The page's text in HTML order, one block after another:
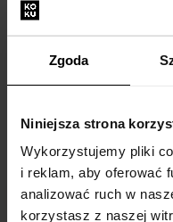
Zgoda
Niniejsza strona
Wykorzystujemy pliki
i reklam, aby oferować
analizować ruch w
korzystasz z naszej
Zegarki - Mężczyzn
2125,00 zł
Darmowa dostawa